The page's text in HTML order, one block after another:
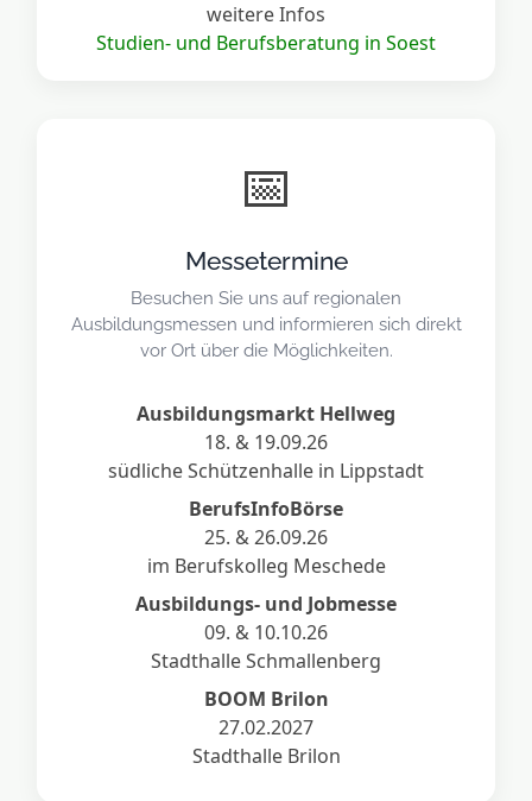
weitere Infos
Studien- und Berufsberatung in Soest
📅
Messetermine
Besuchen Sie uns auf regionalen
Ausbildungsmessen und informieren sich direkt
vor Ort über die Möglichkeiten.
Ausbildungsmarkt Hellweg
18. & 19.09.26
südliche Schützenhalle in Lippstadt
BerufsInfoBörse
25. & 26.09.26
im Berufskolleg Meschede
Ausbildungs- und Jobmesse
09. & 10.10.26
Stadthalle Schmallenberg
BOOM Brilon
27.02.2027
Stadthalle Brilon